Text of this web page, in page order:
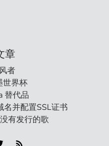
章
者
世界杯
替代品
名并配置SSL证书
有发行的歌